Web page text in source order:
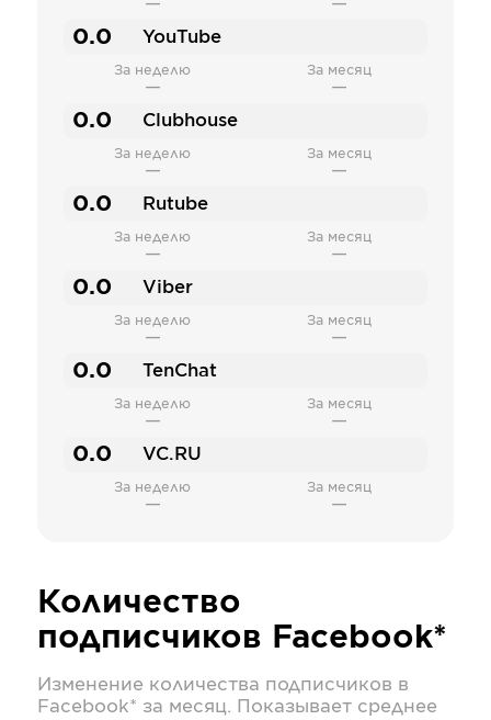
— —
0.0 YouTube
За неделю
—
За месяц
—
0.0 Clubhouse
За неделю
—
За месяц
—
0.0 Rutube
За неделю
—
За месяц
—
0.0 Viber
За неделю
—
За месяц
—
0.0 TenChat
За неделю
—
За месяц
—
0.0 VC.RU
За неделю
—
За месяц
—
Количество
подписчиков Facebook*
Изменение количества подписчиков в
Facebook* за месяц. Показывает среднее